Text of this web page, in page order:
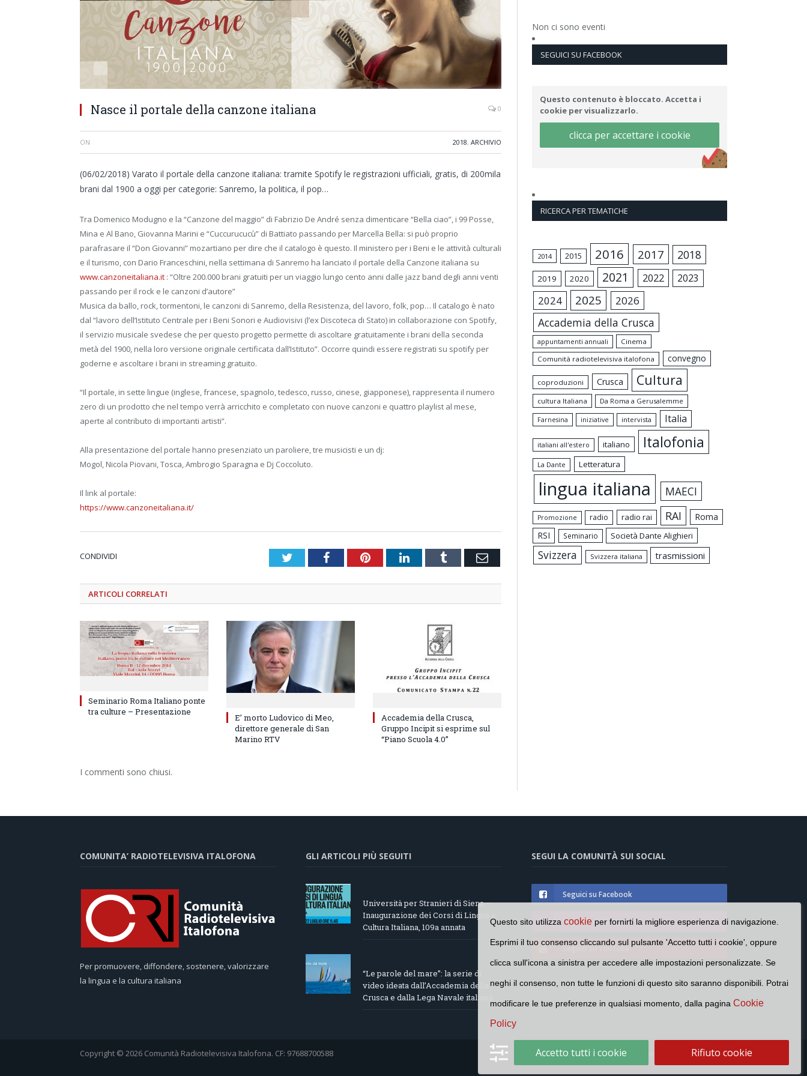
Nasce il portale della canzone italiana 0
ON 2018, ARCHIVIO
(06/02/2018) Varato il portale della canzone italiana: tramite Spotify le registrazioni ufficiali, gratis, di 200mila
brani dal 1900 a oggi per categorie: Sanremo, la politica, il pop…
Tra Domenico Modugno e la “Canzone del maggio” di Fabrizio De André senza dimenticare “Bella ciao”, i 99 Posse,
Mina e Al Bano, Giovanna Marini e “Cuccurucucù” di Battiato passando per Marcella Bella: si può proprio
parafrasare il “Don Giovanni” mozartiano per dire che il catalogo è questo. Il ministero per i Beni e le attività culturali
e il turismo, con Dario Franceschini, nella settimana di Sanremo ha lanciato il portale della Canzone italiana su
www.canzoneitaliana.it : “Oltre 200.000 brani gratuiti per un viaggio lungo cento anni dalle jazz band degli anni venti
passando per il rock e le canzoni d’autore”
Musica da ballo, rock, tormentoni, le canzoni di Sanremo, della Resistenza, del lavoro, folk, pop… Il catalogo è nato
dal “lavoro dell’Istituto Centrale per i Beni Sonori e Audiovisivi (l’ex Discoteca di Stato) in collaborazione con Spotify,
il servizio musicale svedese che per questo progetto permette di ascoltare gratuitamente i brani della seconda
metà del 1900, nella loro versione originale certificata dall’Istituto”. Occorre quindi essere registrati su spotify per
goderne e ascoltare i brani in streaming gratuito.
“Il portale, in sette lingue (inglese, francese, spagnolo, tedesco, russo, cinese, giapponese), rappresenta il numero
zero di un prodotto che nel tempo verrà arricchito e completato con nuove canzoni e quattro playlist al mese,
aperte al contributo di importanti artisti”.
Alla presentazione del portale hanno presenziato un paroliere, tre musicisti e un dj:
Mogol, Nicola Piovani, Tosca, Ambrogio Sparagna e Dj Coccoluto.
Il link al portale:
https://www.canzoneitaliana.it/
CONDIVIDI TwitterFacebookPinterestLinkedInTumblr Email
ARTICOLI CORRELATI
Seminario Roma Italiano ponte
tra culture – Presentazione
E’ morto Ludovico di Meo,
direttore generale di San
Marino RTV
Accademia della Crusca,
Gruppo Incipit si esprime sul
“Piano Scuola 4.0”
I commenti sono chiusi.
Non ci sono eventi
SEGUICI SU FACEBOOK
Questo contenuto è bloccato. Accetta i
cookie per visualizzarlo.
clicca per accettare i cookie
RICERCA PER TEMATICHE
2014 2015 2016 2017 2018
2019 2020 2021 2022 2023
2024 2025 2026
Accademia della Crusca
appuntamenti annuali
Cinema
Comunità radiotelevisiva italofona
convegno
coproduzioni Crusca Cultura
cultura Italiana Da Roma a Gerusalemme
Farnesina iniziative intervista Italia
italiani all'estero italiano Italofonia
La Dante Letteratura
lingua italiana MAECI
Promozione radio radio rai RAI
Roma
RSI
Seminario Società Dante Alighieri
Svizzera Svizzera italiana trasmissioni
COMUNITA’ RADIOTELEVISIVA ITALOFONA
Per promuovere, diffondere, sostenere, valorizzare
la lingua e la cultura italiana
GLI ARTICOLI PIÙ SEGUITI
Università per Stranieri di Siena –
Inaugurazione dei Corsi di Lingua e
Cultura Italiana, 109a annata
“Le parole del mare”: la serie di
video ideata dall’Accademia della
Crusca e dalla Lega Navale italiana
SEGUI LA COMUNITÀ SUI SOCIAL
Seguici su Facebook
Seguici su Instagram
Seguici su YouTube
Copyright © 2026 Comunità Radiotelevisiva Italofona. CF: 97688700588 Cookie Policy Contatti
Questo sito utilizzacookie per fornirti la migliore esperienza di navigazione.
Esprimi il tuo consenso cliccando sul pulsante 'Accetto tutti i cookie', oppure
clicca sull'icona a sinistra per accedere alle impostazioni personalizzate. Se
neghi il consenso, non tutte le funzioni di questo sito saranno disponibili. Potrai
modificare le tue preferenze in qualsiasi momento, dalla pagina Cookie
Policy
Accetto tutti i cookie Rifiuto cookie